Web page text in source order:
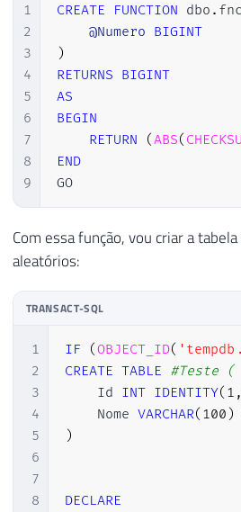
1
2
3
4
5
6
7
8
9
CREATE FUNCTION dbo .
@Numero BIGINT
)
RETURNS BIGINT
AS
BEGIN
RETURN
(ABS(
END
GO
Com essa função, vou criar a
aleatórios:
TRANSACT-SQL
1
2
3
4
5
6
7
8
IF (OBJECT_ID(
CREATE TABLE #Teste (
    Id
INT IDENTITY( 1 ,
    Nome
VARCHAR( 100 )
)
DECLARE